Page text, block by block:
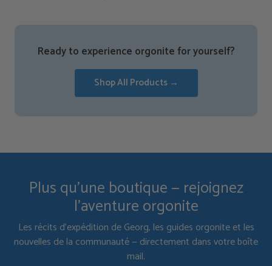
Ready to experience orgonite for yourself?
Shop All Products →
Plus qu'une boutique — rejoignez
l'aventure orgonite
Les récits d'expédition de Georg, les guides orgonite et les
nouvelles de la communauté — directement dans votre boîte
mail.